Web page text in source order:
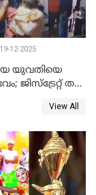
12-2025
യുവതിയെ
ജിസ്‌ട്രേറ്റ് തല
View All